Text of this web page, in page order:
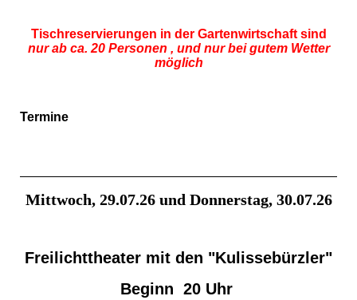
Tischreservierungen in der Gartenwirtschaft sind
nur ab ca. 20 Personen , und nur bei gutem Wetter
möglich
Termine
Mittwoch, 29.07.26 und Donnerstag, 30.07.26
Freilichttheater mit den "Kulissebürzler"
Beginn 20 Uhr